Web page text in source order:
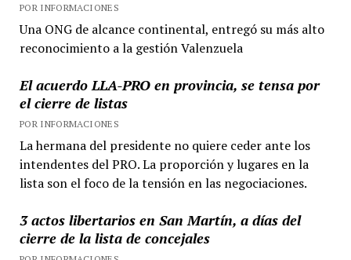
POR INFORMACIONES
Una ONG de alcance continental, entregó su más alto
reconocimiento a la gestión Valenzuela
El acuerdo LLA-PRO en provincia, se tensa por
el cierre de listas
POR INFORMACIONES
La hermana del presidente no quiere ceder ante los
intendentes del PRO. La proporción y lugares en la
lista son el foco de la tensión en las negociaciones.
3 actos libertarios en San Martín, a días del
cierre de la lista de concejales